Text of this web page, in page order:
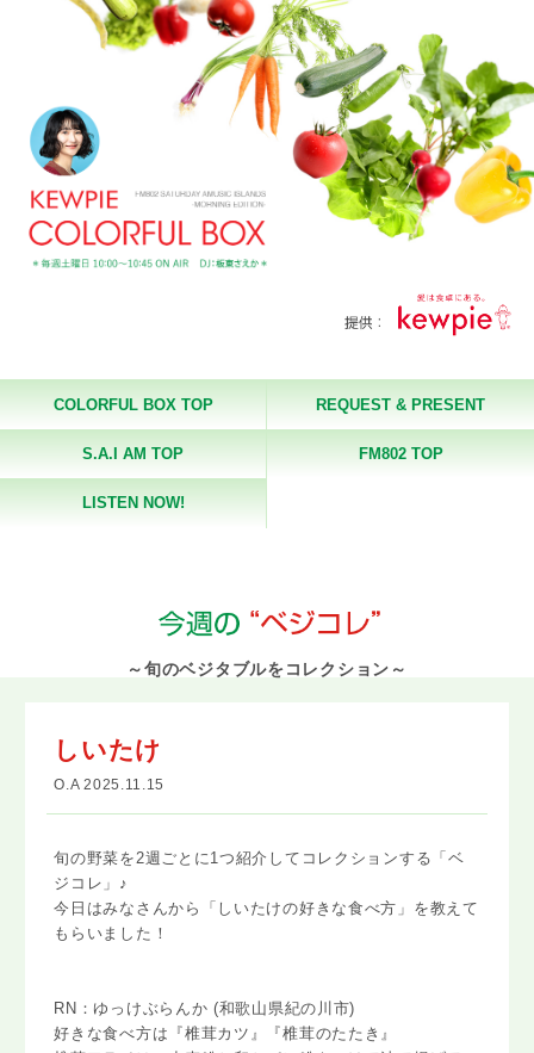
～旬のベジタブルをコレクション～
しいたけ
O.A 2025.11.15
旬の野菜を2週ごとに1つ紹介してコレクションする「ベ
ジコレ」♪
今日はみなさんから「しいたけの好きな食べ方」を教えて
もらいました！
RN：ゆっけぶらんか (和歌山県紀の川市)
好きな食べ方は『椎茸カツ』『椎茸のたたき』